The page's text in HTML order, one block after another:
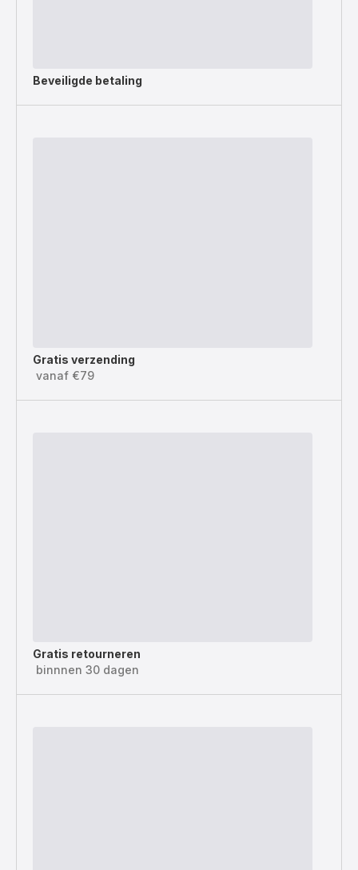
Beveiligde betaling
Gratis verzending
vanaf €79
Gratis retourneren
binnnen 30 dagen